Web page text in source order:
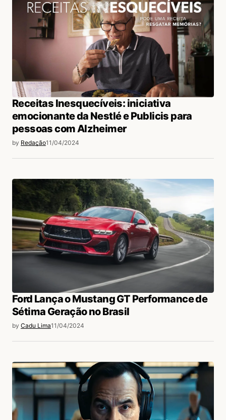
Receitas Inesquecíveis: iniciativa
emocionante da Nestlé e Publicis para
pessoas com Alzheimer
by Redação11/04/2024
Ford Lança o Mustang GT Performance de
Sétima Geração no Brasil
by Cadu Lima11/04/2024